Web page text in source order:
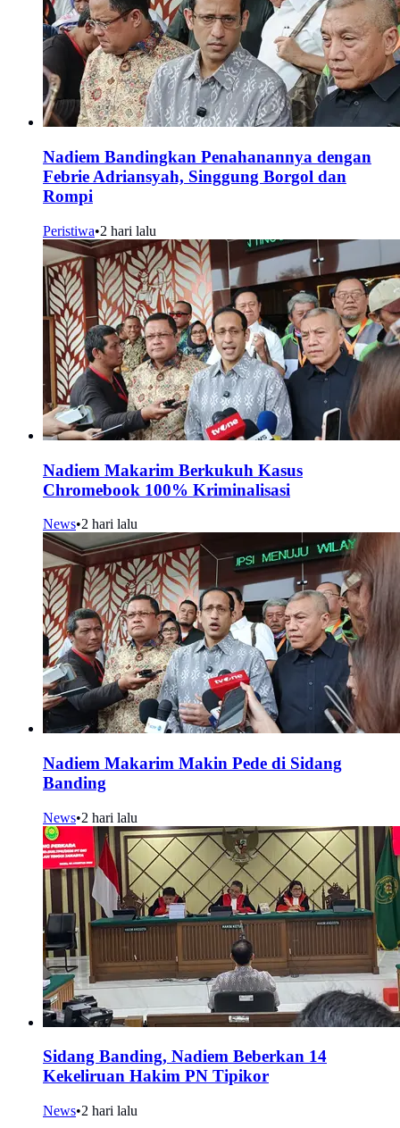
Nadiem Bandingkan Penahanannya dengan
Febrie Adriansyah, Singgung Borgol dan
Rompi
Peristiwa•2 hari lalu
Nadiem Makarim Berkukuh Kasus
Chromebook 100% Kriminalisasi
News•2 hari lalu
Nadiem Makarim Makin Pede di Sidang
Banding
News•2 hari lalu
Sidang Banding, Nadiem Beberkan 14
Kekeliruan Hakim PN Tipikor
News•2 hari lalu